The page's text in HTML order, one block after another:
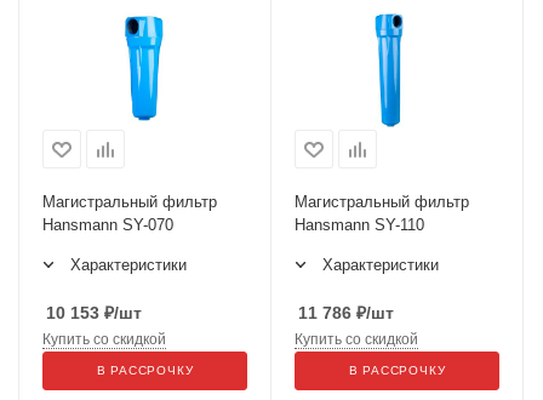
Магистральный фильтр
Hansmann SY-070
Характеристики
10 153 ₽/шт
Купить со скидкой
В РАССРОЧКУ
Магистральный фильтр
Hansmann SY-110
Характеристики
11 786 ₽/шт
Купить со скидкой
В РАССРОЧКУ